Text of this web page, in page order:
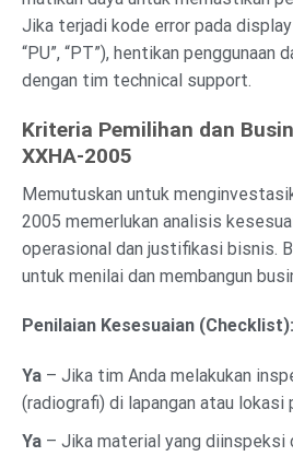
Jika terjadi kode error pada display
“PU”, “PT”), hentikan penggunaan
dengan tim technical support.
Kriteria Pemilihan dan
XXHA-2005
Memutuskan untuk
2005 memerlukan analisis
operasional dan justifikasi bisnis.
untuk menilai dan membangun
Penilaian Kesesuaian (Checklist):
Ya – Jika tim Anda melakukan
(radiografi) di lapangan atau lokasi
Ya – Jika material yang diinspeksi